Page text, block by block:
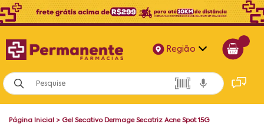
Região
Alagoas
Bahia
Página Inicial > Gel Secativo Dermage Secatriz Acne Spot 15G